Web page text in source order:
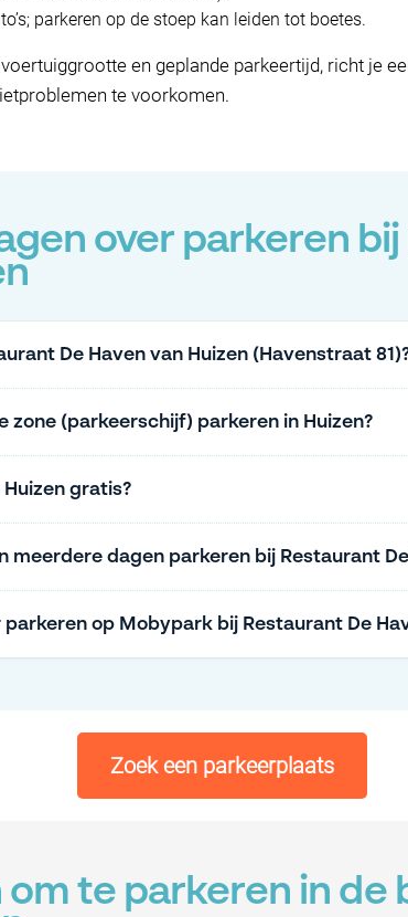
parkeren op de stoep kan leiden tot boetes.
en geplande parkeertijd, richt je
te voorkomen.
over parkeren
De Haven van Huizen (Havenstraat
zone (parkeerschijf) parkeren in Huizen?
gratis?
meerdere dagen parkeren bij Restaurant
op Mobypark bij Restaurant De
Zoek een parkeerplaats
te parkeren in de